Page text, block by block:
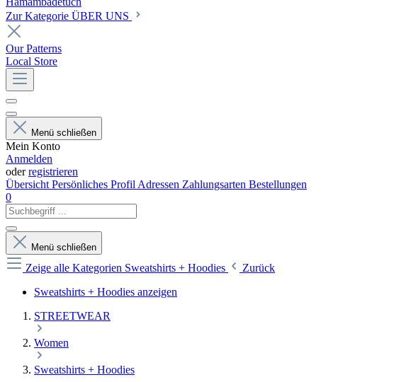
Zur Kategorie ÜBER UNS
Our Patterns
Local Store
Menü schließen
Mein Konto
Anmelden
oderregistrieren
Übersicht Persönliches Profil Adressen Zahlungsarten Bestellungen
0
Menü schließen
Zeige alle Kategorien Sweatshirts + Hoodies
Zurück
Sweatshirts + Hoodies anzeigen
STREETWEAR
Women
Sweatshirts + Hoodies